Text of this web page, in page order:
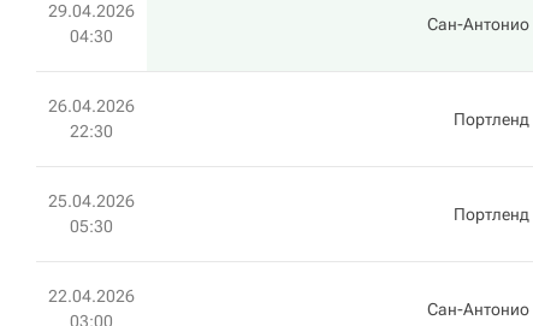
29.04.2026
04:30
Сан-Антонио
26.04.2026
22:30
Портленд
25.04.2026
05:30
Портленд
22.04.2026
03:00
Сан-Антонио